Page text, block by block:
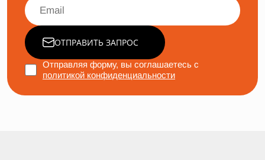
ОТПРАВИТЬ ЗАПРОС
Отправляя форму, вы соглашаетесь с
политикой конфиденциальности